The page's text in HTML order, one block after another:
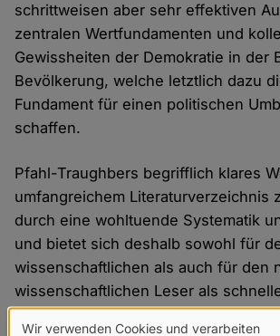
schrittweisen aber sehr effektiven
zentralen Wertfundamenten und
Gewissheiten der Demokratie in der
Bevölkerung, welche letztlich dazu
Fundament für einen politischen
schaffen.
Pfahl-Traughbers begrifflich klares
umfangreichem Literaturverzeichnis
durch eine wohltuende Systematik
und bietet sich deshalb sowohl für
wissenschaftlichen als auch für den
wissenschaftlichen Leser als
gründlicher Einstieg in die Thematik
Wir verwenden Cookies und verarbeiten